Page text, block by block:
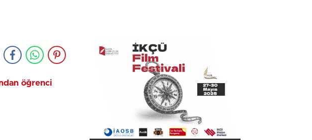
öğrenci